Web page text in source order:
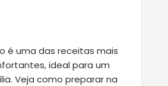
é uma das receitas mais
ideal para um
Veja como preparar na